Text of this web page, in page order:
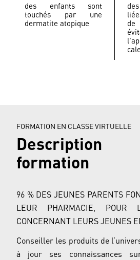
des enfants sont
touchés par une
dermatite atopique
FORMATION EN CLASSE VIRTUELLE
formation
96 % DES JEUNES PARENTS
LEUR PHARMACIE, POUR
CONCERNANT LEURS JEUNES
Conseiller les produits de
à jour ses connaissances